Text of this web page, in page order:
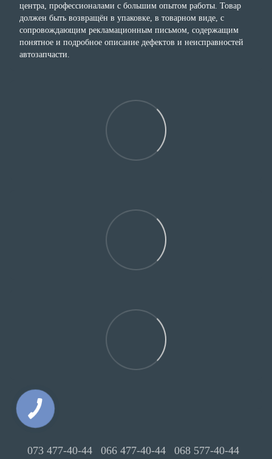
центра, профессионалами с большим опытом работы. Товар
должен быть возвращён в упаковке, в товарном виде, с
сопровождающим рекламационным письмом, содержащим
понятное и подробное описание дефектов и неисправностей
автозапчасти.
073 477-40-44 066 477-40-44 068 577-40-44